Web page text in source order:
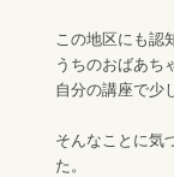
この地区にも認
うちのおばあち
自分の講座で少
そんなことに気
た。